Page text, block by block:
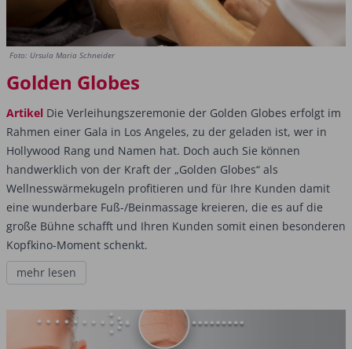
Foto: Ursula Maria Schneider
Golden Globes
Artikel Die Verleihungszeremonie der Golden Globes erfolgt im
Rahmen einer Gala in Los Angeles, zu der geladen ist, wer in
Hollywood Rang und Namen hat. Doch auch Sie können
handwerklich von der Kraft der „Golden Globes“ als
Wellnesswärmekugeln profitieren und für Ihre Kunden damit
eine wunderbare Fuß-/Beinmassage kreieren, die es auf die
große Bühne schafft und Ihren Kunden somit einen besonderen
Kopfkino-Moment schenkt.
mehr lesen